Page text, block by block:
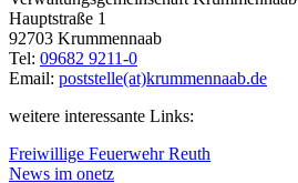
Hauptstraße 1
92703 Krummennaab
Tel: 09682 9211-0
Email: poststelle(at)krummennaab.de
weitere interessante Links:
Freiwillige Feuerwehr Reuth
News im onetz